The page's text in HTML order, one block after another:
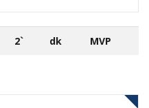
2` dk MVP